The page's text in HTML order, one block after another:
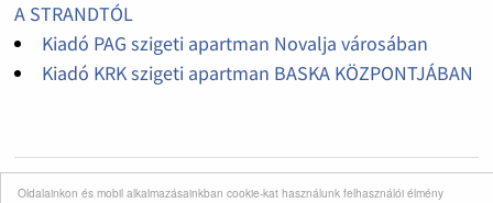
Oldalainkon és mobil alkalmazásainkban cookie-kat használunk felhasználói élmény
A STRANDTÓL
Kiadó PAG szigeti apartman Novalja városában
Kiadó KRK szigeti apartman BASKA KÖZPONTJÁBAN